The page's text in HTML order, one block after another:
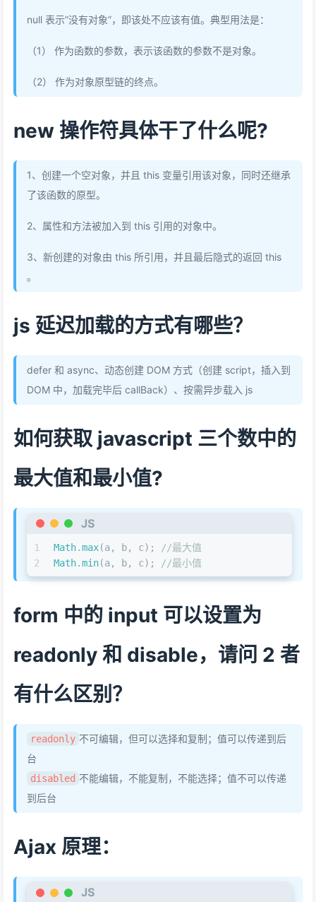
null 表示”没有对象”，即该处不应该有值。典型用法是：
（1） 作为函数的参数，表示该函数的参数不是对象。
（2） 作为对象原型链的终点。
new 操作符具体干了什么呢?
1、创建一个空对象，并且 this 变量引用该对象，同时还继承
了该函数的原型。
2、属性和方法被加入到 this 引用的对象中。
3、新创建的对象由 this 所引用，并且最后隐式的返回 this
。
js 延迟加载的方式有哪些？
defer 和 async、动态创建 DOM 方式（创建 script，插入到
DOM 中，加载完毕后 callBack）、按需异步载入 js
如何获取 javascript 三个数中的
最大值和最小值?
JS
1
2
Math.max(a, b, c);
//最大值
Math.min(a, b, c); //最小值
form 中的 input 可以设置为
readonly 和 disable，请问 2 者
有什么区别？
readonly 不可编辑，但可以选择和复制；值可以传递到后
台
disabled 不能编辑，不能复制，不能选择；值不可以传递
到后台
Ajax 原理：
JS